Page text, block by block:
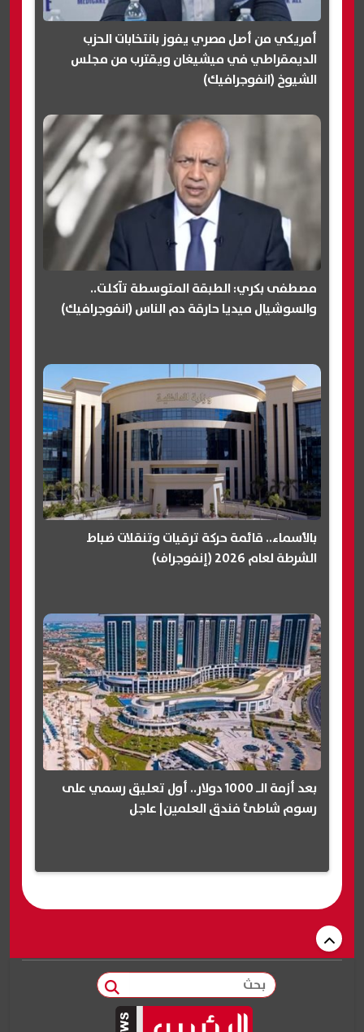
أمريكي من أصل مصري يفوز بانتخابات الحزب
الديمقراطي في ميشيغان ويقترب من مجلس
الشيوخ (انفوجرافيك)
مصطفى بكري: الطبقة المتوسطة تآكلت..
والسوشيال ميديا حارقة دم الناس (انفوجرافيك)
بالأسماء.. قائمة حركة ترقيات وتنقلات ضباط
الشرطة لعام 2026 (إنفوجراف)
بعد أزمة الـ 1000 دولار.. أول تعليق رسمي على
رسوم شاطئ فندق العلمين| عاجل
بحث